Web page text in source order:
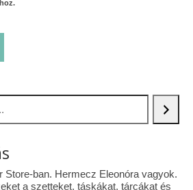
Store-ban. Hermecz Eleonóra vagyok.
a szetteket, táskákat, tárcákat és